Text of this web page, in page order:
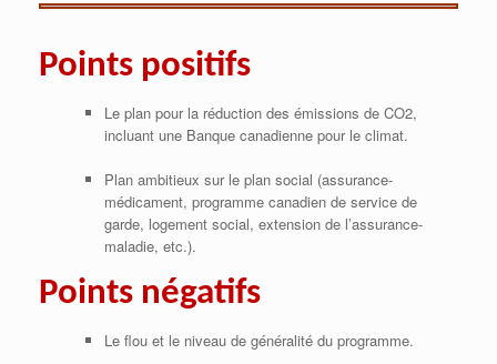
Points positifs
Le plan pour la réduction des émissions de CO2,
incluant une Banque canadienne pour le climat.
Plan ambitieux sur le plan social (assurance-
médicament, programme canadien de service de
garde, logement social, extension de l’assurance-
maladie, etc.).
Points négatifs
Le flou et le niveau de généralité du programme.